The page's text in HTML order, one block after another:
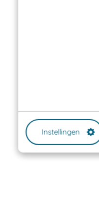
Instellingen